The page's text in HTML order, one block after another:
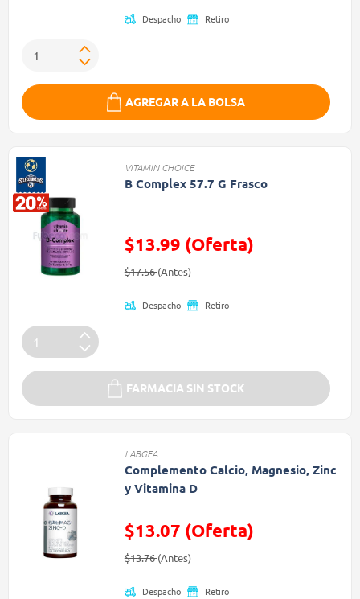
Despacho Retiro
AGREGAR A LA BOLSA
VITAMIN CHOICE
B Complex 57.7 G Frasco
$13.99 (Oferta)
Precio reducido de
$17.56(Antes)(Oferta)
Despacho Retiro
FARMACIA SIN STOCK
LABGEA
Complemento Calcio, Magnesio, Zinc
y Vitamina D
$13.07 (Oferta)
Precio reducido de
$13.76(Antes)(Oferta)
Despacho Retiro